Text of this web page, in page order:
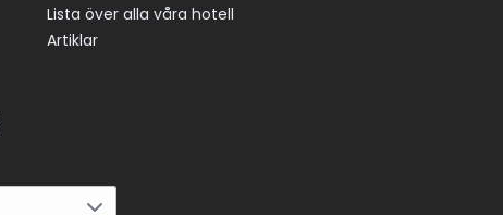
Lista över alla våra hotell
Artiklar